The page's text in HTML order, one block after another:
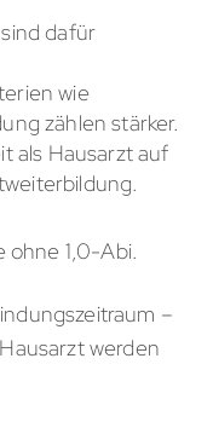
dafür
wie
zählen stärker.
als Hausarzt auf
ohne 1,0-Abi.
–
werden